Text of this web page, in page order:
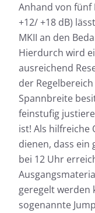
Anhand von fünf
+12/ +18 dB)
MKII an den
Hierdurch wird
ausreichend
der
Spannbreite
feinstufig
ist! Als hilfreiche
dienen, dass ein
bei 12 Uhr
geregelt werden
sogenannte